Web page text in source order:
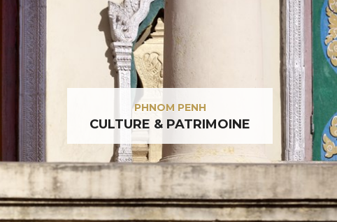
PHNOM PENH
CULTURE & PATRIMOINE